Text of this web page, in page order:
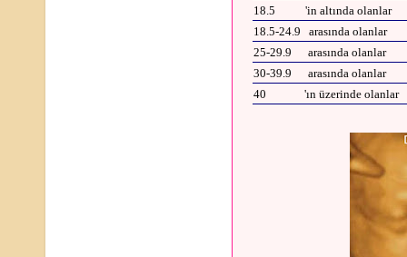
18.5 'in altında olanlar
18.5-24.9 arasında olanlar
25-29.9 arasında olanlar
30-39.9 arasında olanlar
40 'ın üzerinde olanlar